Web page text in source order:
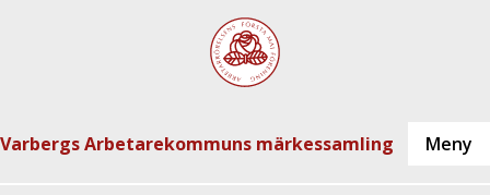
Varbergs Arbetarekommuns märkessamling